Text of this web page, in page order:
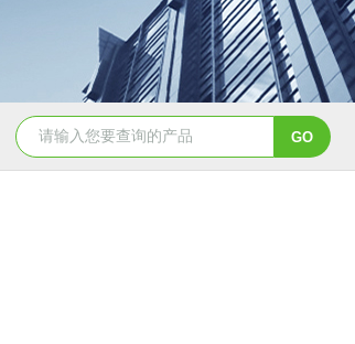
YSCYS-010臭氧老化试验设备